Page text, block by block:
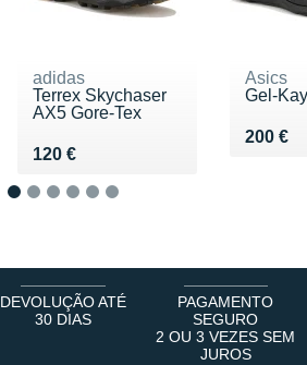
adidas
Terrex Skychaser
AX5 Gore-Tex
120 €
Vendu 120 €
Asics
Gel-
200 €
Vendu
DEVOLUÇÃO ATÉ
30 DIAS
PAGAMENTO
SEGURO
2 OU 3 VEZES SEM
JUROS